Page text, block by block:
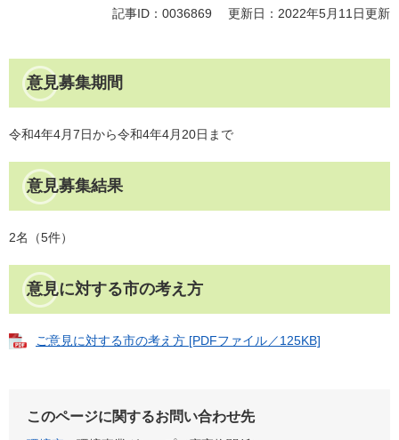
記事ID：0036869 更新日：2022年5月11日更新
意見募集期間
​令和4年4月7日から令和4年4月20日まで
意見募集結果
2名（5件）
意見に対する市の考え方
ご意見に対する市の考え方 [PDFファイル／125KB]
このページに関するお問い合わせ先